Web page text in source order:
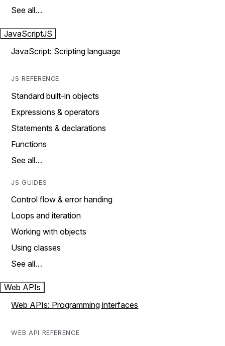
See all…
JavaScriptJS
JavaScript: Scripting language
JS REFERENCE
Standard built-in objects
Expressions & operators
Statements & declarations
Functions
See all…
JS GUIDES
Control flow & error handing
Loops and iteration
Working with objects
Using classes
See all…
Web APIs
Web APIs: Programming interfaces
WEB API REFERENCE